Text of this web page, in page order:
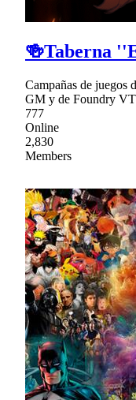
🍻Taberna
Campañas de juegos
GM y de Foundry
777
Online
2,830
Members